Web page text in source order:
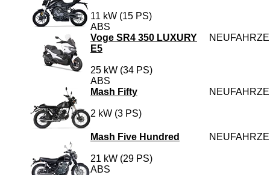
11 kW (15 PS)
ABS
Voge SR4 350 LUXURY
E5
25 kW (34 PS)
ABS
Mash Fifty
2 kW (3 PS)
Mash Five Hundred
21 kW (29 PS)
ABS